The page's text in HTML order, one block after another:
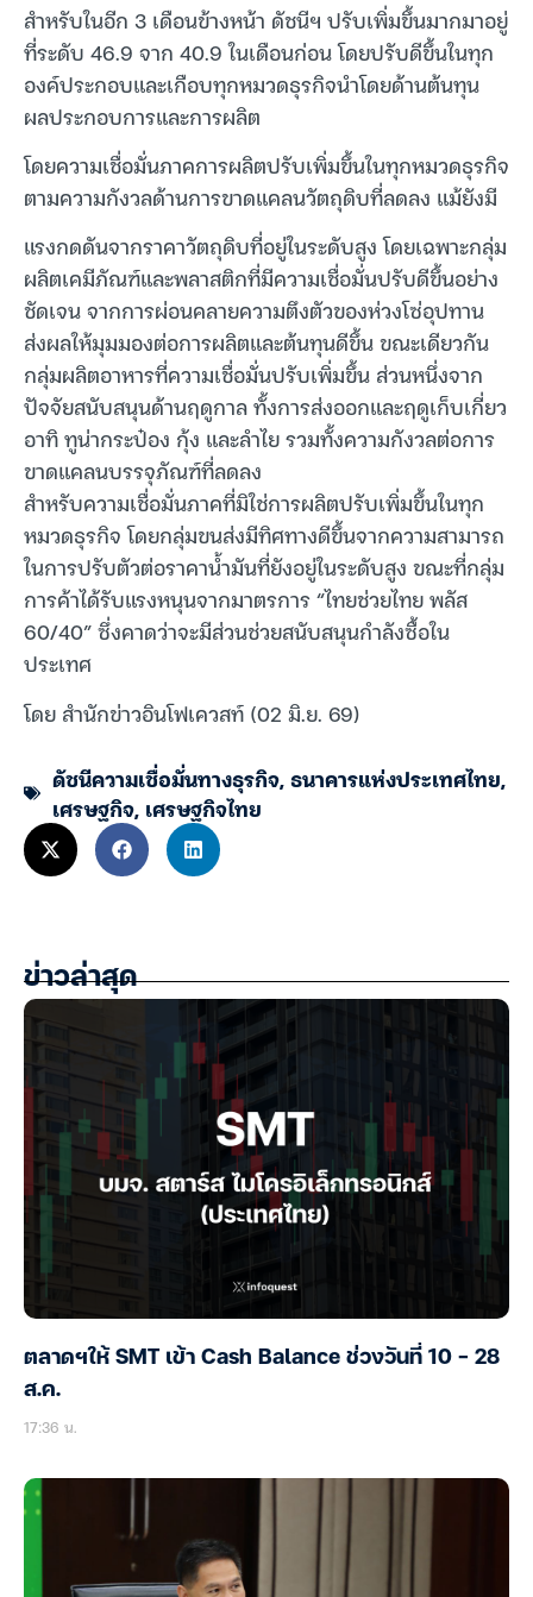
สำหรับในอีก 3 เดือนข้างหน้า ดัชนีฯ ปรับเพิ่มขึ้นมากมาอยู่
ที่ระดับ 46.9 จาก 40.9 ในเดือนก่อน โดยปรับดีขึ้นในทุก
องค์ประกอบและเกือบทุกหมวดธุรกิจนำโดยด้านต้นทุน
ผลประกอบการและการผลิต
โดยความเชื่อมั่นภาคการผลิตปรับเพิ่มขึ้นในทุกหมวดธุรกิจ
ตามความกังวลด้านการขาดแคลนวัตถุดิบที่ลดลง แม้ยังมี
แรงกดดันจากราคาวัตถุดิบที่อยู่ในระดับสูง โดยเฉพาะกลุ่ม
ผลิตเคมีภัณฑ์และพลาสติกที่มีความเชื่อมั่นปรับดีขึ้นอย่าง
ชัดเจน จากการผ่อนคลายความตึงตัวของห่วงโซ่อุปทาน
ส่งผลให้มุมมองต่อการผลิตและต้นทุนดีขึ้น ขณะเดียวกัน
กลุ่มผลิตอาหารที่ความเชื่อมั่นปรับเพิ่มขึ้น ส่วนหนึ่งจาก
ปัจจัยสนับสนุนด้านฤดูกาล ทั้งการส่งออกและฤดูเก็บเกี่ยว
อาทิ ทูน่ากระป๋อง กุ้ง และลำไย รวมทั้งความกังวลต่อการ
ขาดแคลนบรรจุภัณฑ์ที่ลดลง
สำหรับความเชื่อมั่นภาคที่มิใช่การผลิตปรับเพิ่มขึ้นในทุก
หมวดธุรกิจ โดยกลุ่มขนส่งมีทิศทางดีขึ้นจากความสามารถ
ในการปรับตัวต่อราคาน้ำมันที่ยังอยู่ในระดับสูง ขณะที่กลุ่ม
การค้าได้รับแรงหนุนจากมาตรการ “ไทยช่วยไทย พลัส
60/40” ซึ่งคาดว่าจะมีส่วนช่วยสนับสนุนกำลังซื้อใน
ประเทศ
โดย สำนักข่าวอินโฟเควสท์ (02 มิ.ย. 69)
ดัชนีความเชื่อมั่นทางธุรกิจ,ธนาคารแห่งประเทศไทย,
เศรษฐกิจ, เศรษฐกิจไทย
ข่าวล่าสุด
ตลาดฯให้ SMT เข้า Cash Balance ช่วงวันที่ 10 – 28
ส.ค.
17:36 น.